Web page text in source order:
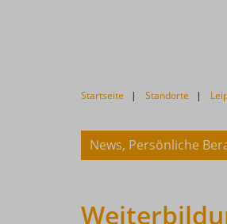
Startseite Standorte
News, Persönliche